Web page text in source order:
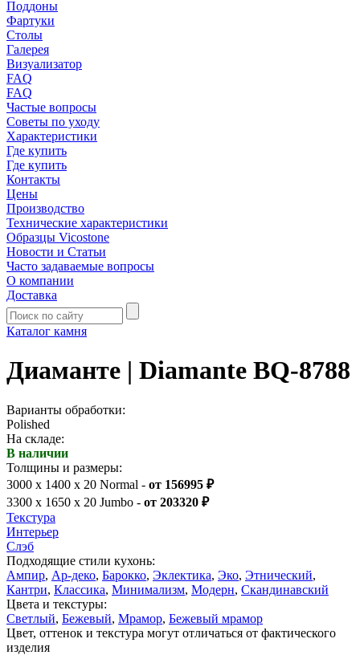
Поддоны
Фартуки
Столы
Галерея
Визуализатор
FAQ
FAQ
Частые вопросы
Советы по уходу
Характеристики
Где купить
Где купить
Контакты
Цены
Производство
Технические характеристики
Образцы Vicostone
Новости и Статьи
Часто задаваемые вопросы
О компании
Доставка
Каталог камня
Диаманте | Diamante BQ-8788
Варианты обработки:
Polished
На складе:
В наличии
Толщины и размеры:
3000 x 1400 x 20 Normal - от 156995 ₽
3300 x 1650 x 20 Jumbo - от 203320 ₽
Текстура
Интерьер
Слэб
Подходящие стили кухонь:
Ампир, Ар-деко, Барокко, Эклектика, Эко, Этнический,
Кантри, Классика, Минимализм, Модерн, Скандинавский
Цвета и текстуры:
Светлый, Бежевый, Мрамор, Бежевый мрамор
Цвет, оттенок и текстура могут отличаться от фактического
изделия